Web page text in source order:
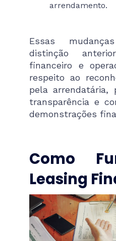
arrendamento.
Essas
distinção
financeiro e
respeito ao
pela arrendatária,
transparência e
demonstrações
Como
Leasing